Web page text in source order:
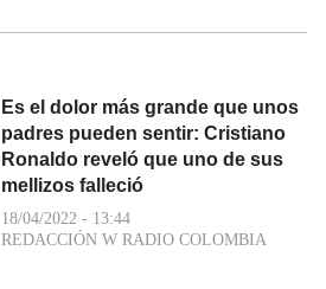
Es el dolor más grande que unos
padres pueden sentir: Cristiano
Ronaldo reveló que uno de sus
mellizos falleció
18/04/2022 - 13:44
REDACCIÓN W RADIO COLOMBIA